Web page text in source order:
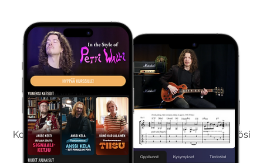
Kokeile Ilmaiseksi
Kokeilemalla ilmaiseksi saat koko sisältömme käyttöösi
viikon ajaksi.